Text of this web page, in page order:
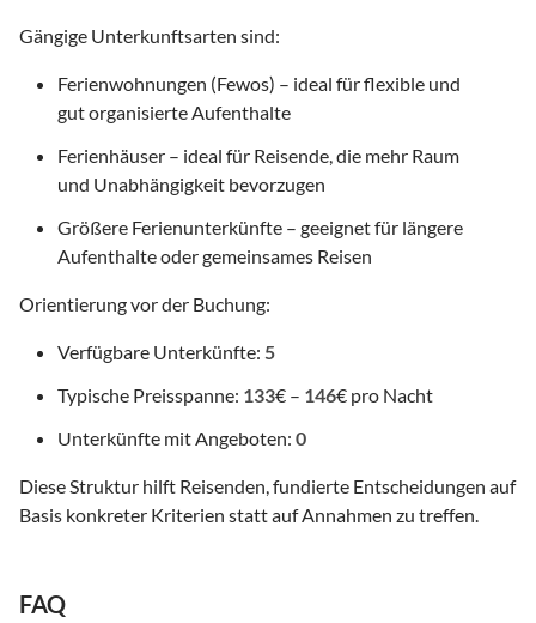
Gängige Unterkunftsarten sind:
Ferienwohnungen (Fewos) – ideal für flexible und
gut organisierte Aufenthalte
Ferienhäuser – ideal für Reisende, die mehr Raum
und Unabhängigkeit bevorzugen
Größere Ferienunterkünfte – geeignet für längere
Aufenthalte oder gemeinsames Reisen
Orientierung vor der Buchung:
Verfügbare Unterkünfte: 5
Typische Preisspanne: 133€ – 146€ pro Nacht
Unterkünfte mit Angeboten: 0
Diese Struktur hilft Reisenden, fundierte Entscheidungen auf
Basis konkreter Kriterien statt auf Annahmen zu treffen.
FAQ